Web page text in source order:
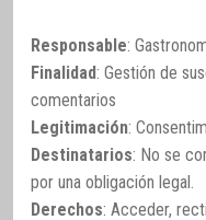
Responsable:
Finalidad: Gestión de
comentarios
Legitimación:
Destinatarios: No se
por una obligación legal.
Derechos: Acceder,